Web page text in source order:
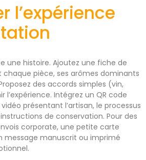
l’expérience
une histoire. Ajoutez une fiche de
pièce, ses arômes dominants
des accords simples (vin,
Intégrez un QR code
présentant l’artisan, le processus
de conservation. Pour des
corporate, une petite carte
message manuscrit ou imprimé